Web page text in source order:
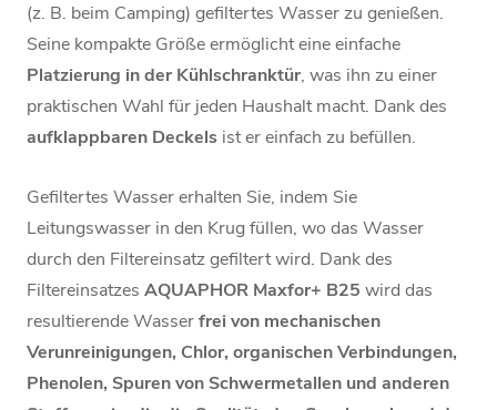
(z. B. beim Camping) gefiltertes Wasser zu genießen.
Seine kompakte Größe ermöglicht eine einfache
Platzierung in der Kühlschranktür, was ihn zu einer
praktischen Wahl für jeden Haushalt macht. Dank des
aufklappbaren Deckels ist er einfach zu befüllen.
Gefiltertes Wasser erhalten Sie, indem Sie
Leitungswasser in den Krug füllen, wo das Wasser
durch den Filtereinsatz gefiltert wird. Dank des
Filtereinsatzes AQUAPHOR Maxfor+ B25 wird das
resultierende Wasserfrei von mechanischen
Verunreinigungen, Chlor, organischen Verbindungen,
Phenolen, Spuren von Schwermetallen und anderen